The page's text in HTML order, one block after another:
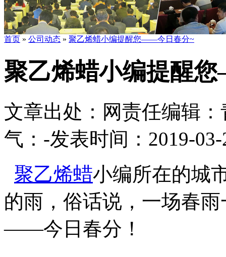
首页 » 公司动态 » 聚乙烯蜡小编提醒您——今日春分~
聚乙烯蜡小编提醒
文章出处： 网责任编辑
气： -发表时间：2019-
聚乙烯蜡小编所在的城
的雨，俗话说，一场春
——今日春分！